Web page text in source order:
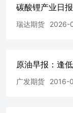
碳酸锂产业日
瑞达期货 2026-
原油早报：逢
广发期货 2016-